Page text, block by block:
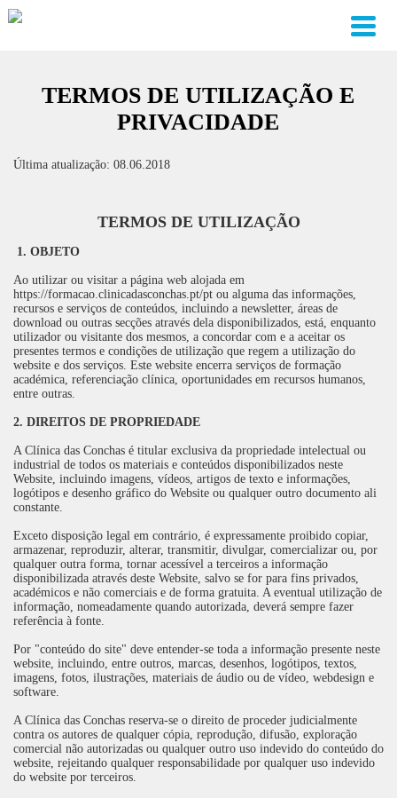
TERMOS DE UTILIZAÇÃO E
PRIVACIDADE
Última atualização: 08.06.2018
TERMOS DE UTILIZAÇÃO
1. OBJETO
Ao utilizar ou visitar a página web alojada em
https://formacao.clinicadasconchas.pt/pt ou alguma das informações,
recursos e serviços de conteúdos, incluindo a newsletter, áreas de
download ou outras secções através dela disponibilizados, está, enquanto
utilizador ou visitante dos mesmos, a concordar com e a aceitar os
presentes termos e condições de utilização que regem a utilização do
website e dos serviços. Este website encerra serviços de formação
académica, referenciação clínica, oportunidades em recursos humanos,
entre outras.
2. DIREITOS DE PROPRIEDADE
A Clínica das Conchas é titular exclusiva da propriedade intelectual ou
industrial de todos os materiais e conteúdos disponibilizados neste
Website, incluindo imagens, vídeos, artigos de texto e informações,
logótipos e desenho gráfico do Website ou qualquer outro documento ali
constante.
Exceto disposição legal em contrário, é expressamente proibido copiar,
armazenar, reproduzir, alterar, transmitir, divulgar, comercializar ou, por
qualquer outra forma, tornar acessível a terceiros a informação
disponibilizada através deste Website, salvo se for para fins privados,
académicos e não comerciais e de forma gratuita. A eventual utilização de
informação, nomeadamente quando autorizada, deverá sempre fazer
referência à fonte.
Por "conteúdo do site" deve entender-se toda a informação presente neste
website, incluindo, entre outros, marcas, desenhos, logótipos, textos,
imagens, fotos, ilustrações, materiais de áudio ou de vídeo, webdesign e
software.
A Clínica das Conchas reserva-se o direito de proceder judicialmente
contra os autores de qualquer cópia, reprodução, difusão, exploração
comercial não autorizadas ou qualquer outro uso indevido do conteúdo do
website, rejeitando qualquer responsabilidade por qualquer uso indevido
do website por terceiros.